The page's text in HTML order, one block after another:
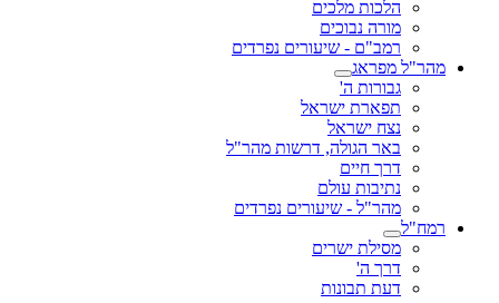
הלכות מלכים
מורה נבוכים
רמב"ם - שיעורים נפרדים
מהר"ל מפראג
גבורות ה'
תפארת ישראל
נצח ישראל
באר הגולה, דרשות מהר"ל
דרך חיים
נתיבות עולם
מהר"ל - שיעורים נפרדים
רמח"ל
מסילת ישרים
דרך ה'
דעת תבונות